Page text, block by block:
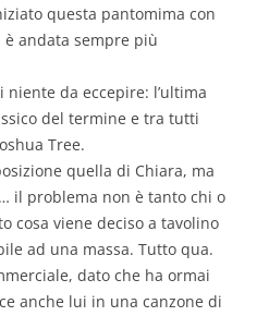
questa pantomima con
andata sempre più
da eccepire: l’ultima
del termine e tra tutti
Tree.
quella di Chiara, ma
il problema non è tanto chi o
cosa viene deciso a tavolino
ad una massa. Tutto qua.
dato che ha ormai
anche lui in una canzone di